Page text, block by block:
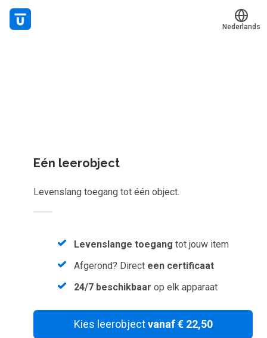
Account en hulp
Nederlands
Eén leerobject
Levenslang toegang tot één object.
Levenslange toegang tot jouw item
Afgerond? Direct een certificaat
24/7 beschikbaar op elk apparaat
Kies leerobjectvanaf € 22,50